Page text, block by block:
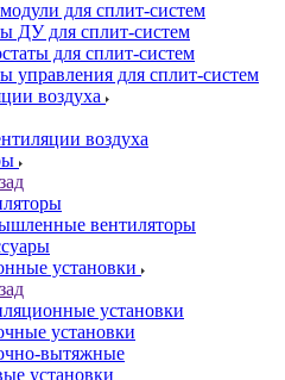
для сплит-систем
ДУ для сплит-систем
для сплит-систем
управления для сплит-систем
воздуха
воздуха
вентиляторы
установки
установки
установки
вытяжные
установки